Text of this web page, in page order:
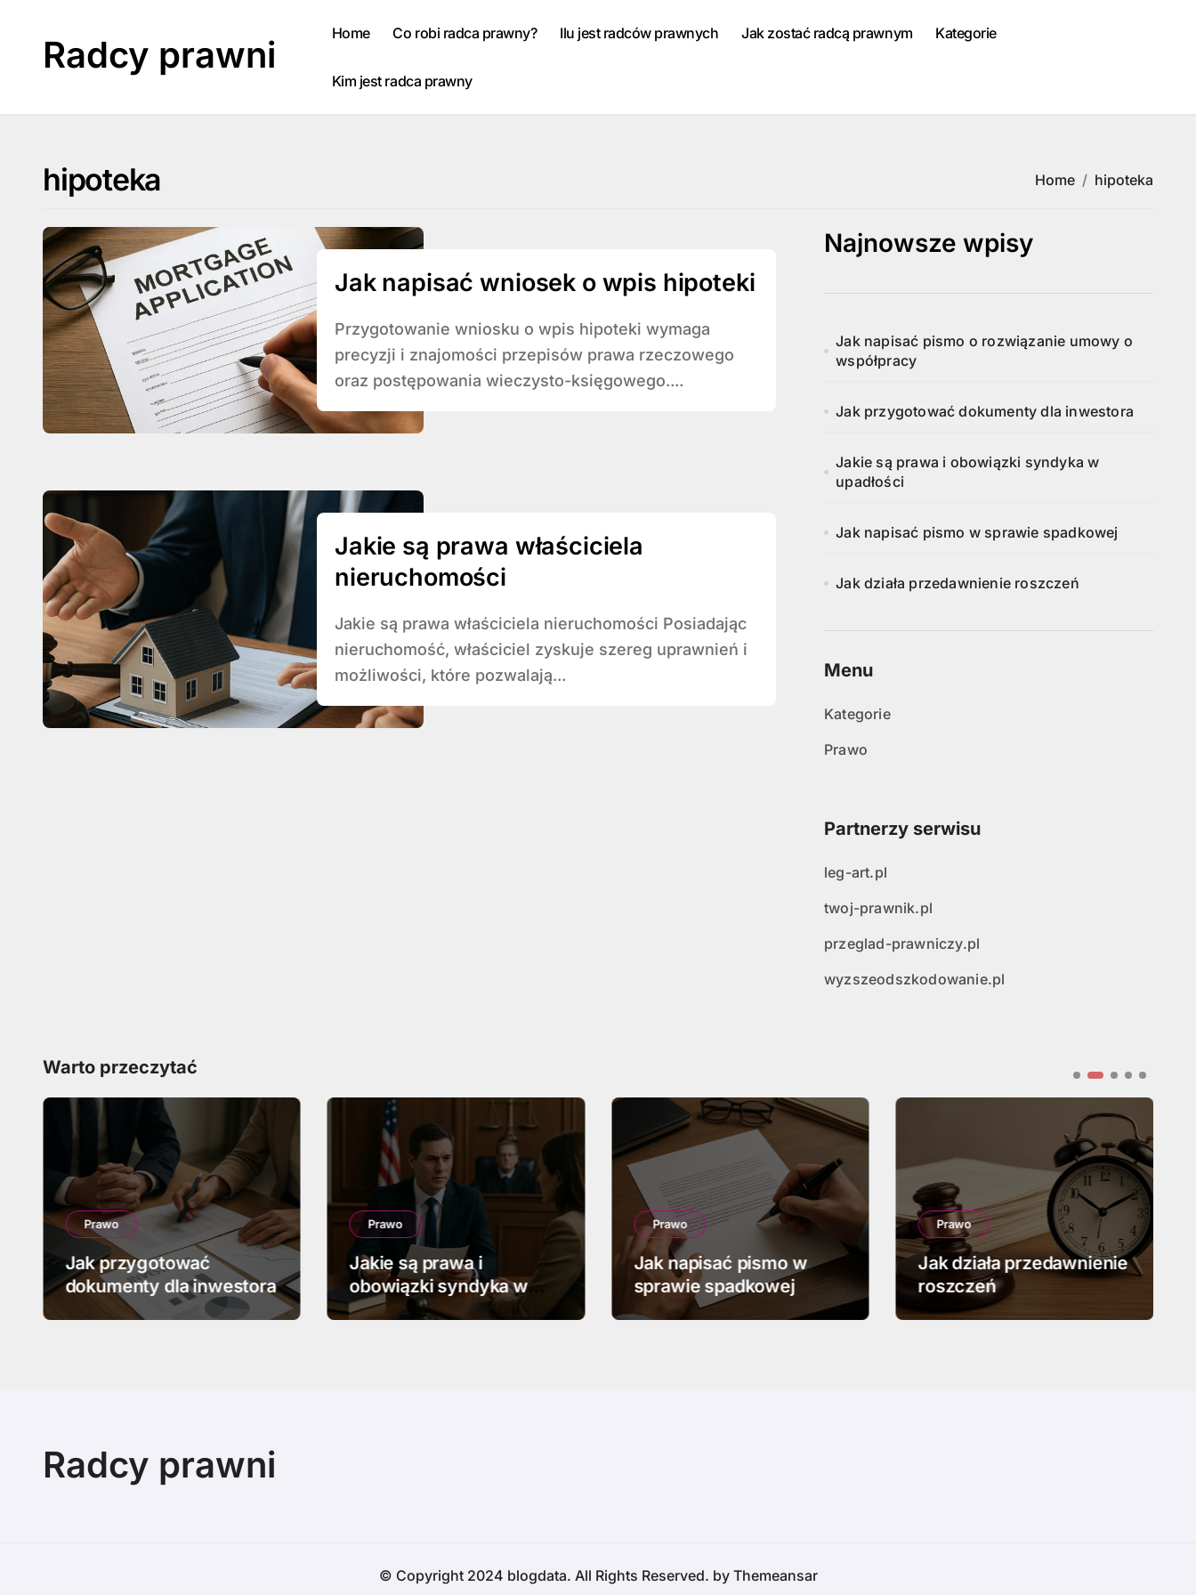
contentRadcy prawni Home Co robi radca prawny? Ilu jest radców prawnych Jak zostać radcą prawnym Kategorie
Kim jest radca prawny
hipoteka Home hipoteka
Jak napisać wniosek o wpis hipoteki
Przygotowanie wniosku o wpis hipoteki wymaga
precyzji i znajomości przepisów prawa rzeczowego
oraz postępowania wieczysto-księgowego....
Jakie są prawa właściciela
nieruchomości
Jakie są prawa właściciela nieruchomości Posiadając
nieruchomość, właściciel zyskuje szereg uprawnień i
możliwości, które pozwalają...
Najnowsze wpisy
Jak napisać pismo o rozwiązanie umowy o
współpracy
Jak przygotować dokumenty dla inwestora
Jakie są prawa i obowiązki syndyka w
upadłości
Jak napisać pismo w sprawie spadkowej
Jak działa przedawnienie roszczeń
Menu
Kategorie
Prawo
Partnerzy serwisu
leg-art.pl
twoj-prawnik.pl
przeglad-prawniczy.pl
wyzszeodszkodowanie.pl
Warto przeczytać
Prawo
Jak przygotować
dokumenty dla inwestora
Prawo
Jakie są prawa i
obowiązki syndyka w
upadłości
Prawo
Jak napisać pismo w
sprawie spadkowej
Prawo
Jak działa przedawnienie
roszczeń
Radcy prawni
© Copyright 2024 blogdata. All Rights Reserved. by Themeansar